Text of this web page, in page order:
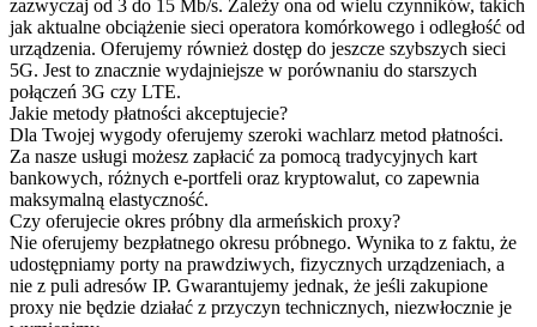
zazwyczaj od 3 do 15 Mb/s. Zależy ona od wielu czynników, takich
jak aktualne obciążenie sieci operatora komórkowego i odległość od
urządzenia. Oferujemy również dostęp do jeszcze szybszych sieci
5G. Jest to znacznie wydajniejsze w porównaniu do starszych
połączeń 3G czy LTE.
Jakie metody płatności akceptujecie?
Dla Twojej wygody oferujemy szeroki wachlarz metod płatności.
Za nasze usługi możesz zapłacić za pomocą tradycyjnych kart
bankowych, różnych e-portfeli oraz kryptowalut, co zapewnia
maksymalną elastyczność.
Czy oferujecie okres próbny dla armeńskich proxy?
Nie oferujemy bezpłatnego okresu próbnego. Wynika to z faktu, że
udostępniamy porty na prawdziwych, fizycznych urządzeniach, a
nie z puli adresów IP. Gwarantujemy jednak, że jeśli zakupione
proxy nie będzie działać z przyczyn technicznych, niezwłocznie je